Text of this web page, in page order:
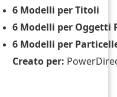
6 Modelli per Titoli
6 Modelli per Oggetti
6 Modelli per
Creato per: